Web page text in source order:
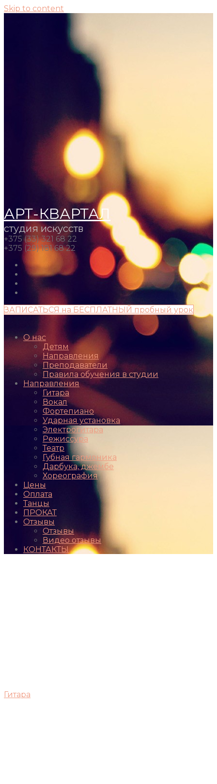
Skip to content
АРТ-КВАРТАЛ
студия искусств
+375 (33) 321 68 22
+375 (29) 181 68 22
ЗАПИСАТЬСЯ на БЕСПЛАТНЫЙ пробный урок
О нас
Детям
Направления
Преподаватели
Правила обучения в студии
Направления
Гитара
Вокал
Фортепиано
Ударная установка
Электрогитара
Режиссура
Театр
Губная гармоника
Дарбука, джембе
Хореография
Цены
Оплата
Танцы
ПРОКАТ
Отзывы
Отзывы
Видео отзывы
КОНТАКТЫ
Гитара